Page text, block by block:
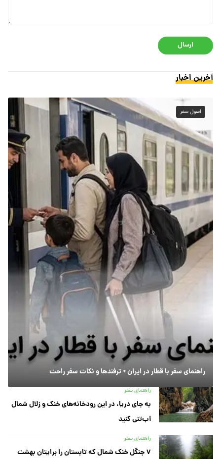
ارسال
آخرین اخبار
اصول سفر
راهنمای سفر با قطار در ایران + ترفندها و نکات سفر راحت
راهنمای سفر
به جای دریا، در این رودخانه‌های خنک و زلال شمال
آب‌تنی کنید
راهنمای سفر
۷ جنگل خنک شمال که تابستان را برایتان بهشت